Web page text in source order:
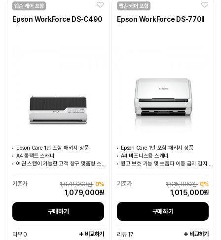
Epson WorkForce DS-C490
Epson Care 1년 포함 패키지 상품
A4 콤팩트 스캐너
여권 스캔이 가능한 고객 창구 맞춤형 스캐너
1,079,000원 0%
1,079,000원
구매하기
리뷰 0 비교하기
Epson WorkForce DS-770II
Epson Care 1년 포함 패키지 상품
A4 비즈니스용 스캐너
원고 보호 기능 및 초음파 이중 급지 감지 지원
1,015,000원 0%
1,015,000원
구매하기
리뷰 17 비교하기